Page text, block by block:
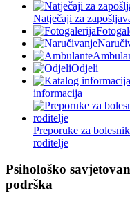
Natječaji za
Odjeli
informacija
Preporuke za
roditelje
Psihološko
podrška